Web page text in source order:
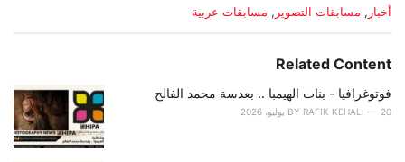
C
e
o
r
أخبار , مسابقات التصوير , مسابقات عربية
Related Content
فوتوغرافيا - بنات الهيمبا .. بعدسة محمد الفالح
BY RAFIK KEHALI 20 يوليو، 2026